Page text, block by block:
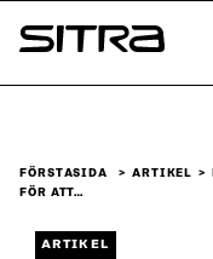
Skip to
content
Sitra
FÖRSTASIDA ARTIKEL
FÖR ATT…
ARTIKEL